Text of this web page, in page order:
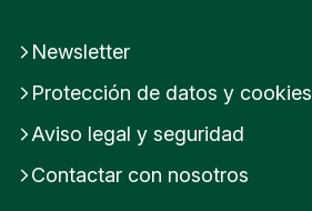
Newsletter
Protección de datos y cookies
Aviso legal y seguridad
Contactar con nosotros